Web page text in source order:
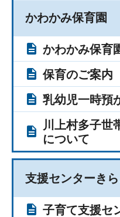
かわかみ保育園
かわかみ保育
保育のご案内
乳幼児一時預
川上村多子世
について
支援センターき
子育て支援セ